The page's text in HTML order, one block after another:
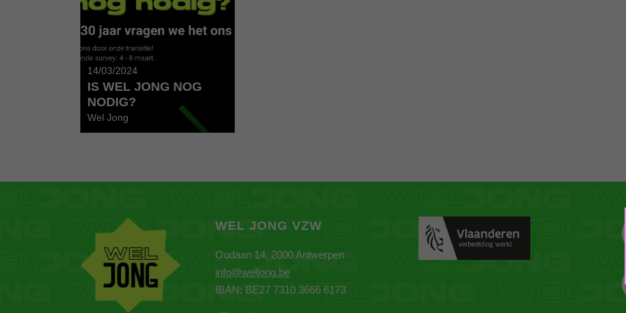
14/03/2024
IS WEL JONG NOG
NODIG?
Wel Jong
WEL JONG VZW
Oudaan 14, 2000 Antwerpen
info@weljong.be
IBAN: BE27 7310 3666 6173